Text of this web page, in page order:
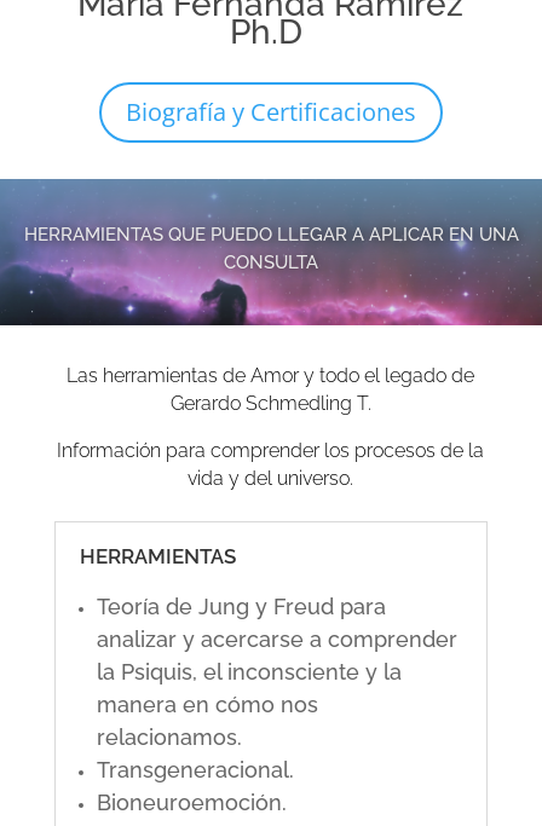
Ph.D
Biografía y Certificaciones
HERRAMIENTAS QUE PUEDO LLEGAR A APLICAR EN UNA
CONSULTA
Las herramientas de Amor y todo el legado de
Gerardo Schmedling T.
Información para comprender los procesos de la
vida y del universo.
HERRAMIENTAS
Teoría de Jung y Freud para
analizar y acercarse a comprender
la Psiquis, el inconsciente y la
manera en cómo nos
relacionamos.
Transgeneracional.
Bioneuroemoción.